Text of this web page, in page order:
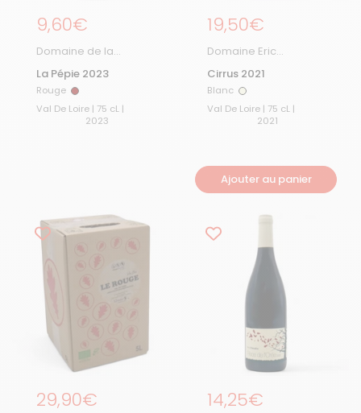
Prix régulier
9,60€
Domaine de la
Pépière
La Pépie 2023
Rouge Rouge
Val De Loire | 75 cL |
2023
Prix régulier
19,50€
Domaine Eric
Cirrus 2021
Blanc Blanc
Val De Loire | 75 cL |
2021
Ajouter au panier
Prix régulier
29,90€ Prix régulier
14,25€